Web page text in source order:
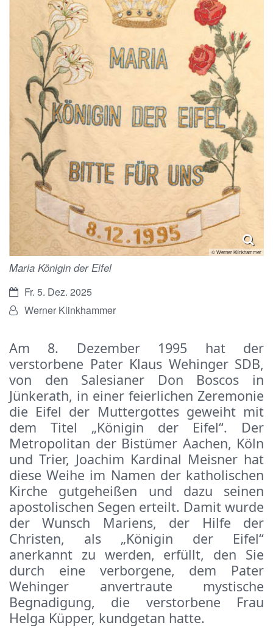
© Werner Klinkhammer
Maria Königin der Eifel
Datum:Fr. 5. Dez. 2025
Von:Werner Klinkhammer
Am 8. Dezember 1995 hat der
verstorbene Pater Klaus Wehinger SDB,
von den Salesianer Don Boscos in
Jünkerath, in einer feierlichen Zeremonie
die Eifel der Muttergottes geweiht mit
dem Titel „Königin der Eifel“. Der
Metropolitan der Bistümer Aachen, Köln
und Trier, Joachim Kardinal Meisner hat
diese Weihe im Namen der katholischen
Kirche gutgeheißen und dazu seinen
apostolischen Segen erteilt. Damit wurde
der Wunsch Mariens, der Hilfe der
Christen, als „Königin der Eifel“
anerkannt zu werden, erfüllt, den Sie
durch eine verborgene, dem Pater
Wehinger anvertraute mystische
Begnadigung, die verstorbene Frau
Helga Küpper, kundgetan hatte.